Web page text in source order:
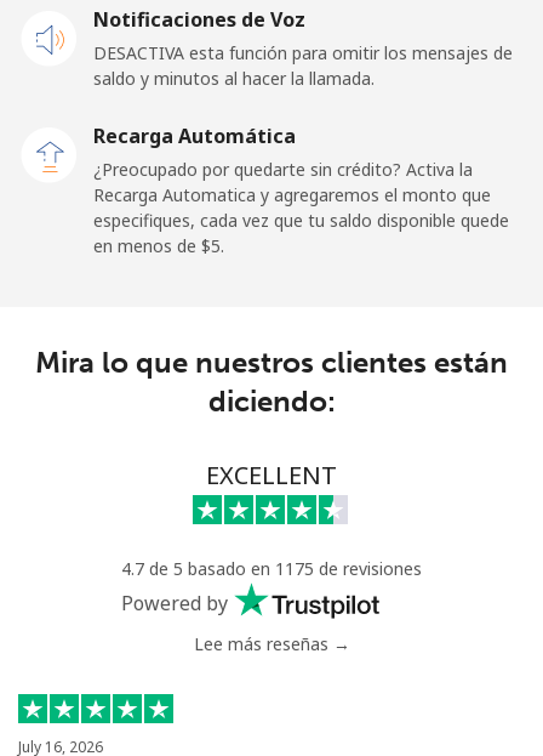
Notificaciones de Voz
DESACTIVA esta función para omitir los mensajes de
saldo y minutos al hacer la llamada.
Recarga Automática
¿Preocupado por quedarte sin crédito? Activa la
Recarga Automatica y agregaremos el monto que
especifiques, cada vez que tu saldo disponible quede
en menos de ⁦$5⁩.
Mira lo que nuestros clientes están
diciendo:
EXCELLENT
4.7 de 5 basado en 1175 de revisiones
Powered by
Lee más reseñas →
July 16, 2026